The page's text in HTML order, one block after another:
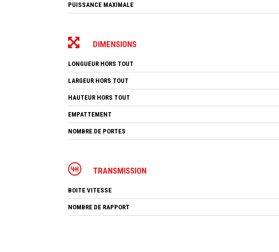
PUISSANCE MAXIMALE
DIMENSIONS
LONGUEUR HORS TOUT
LARGEUR HORS TOUT
HAUTEUR HORS TOUT
EMPATTEMENT
NOMBRE DE PORTES
TRANSMISSION
BOITE VITESSE
NOMBRE DE RAPPORT